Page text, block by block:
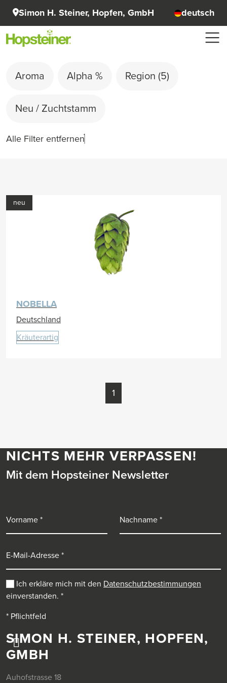
Simon H. Steiner, Hopfen, GmbH deutsch
Aroma Alpha % Region (5)
Neu / Zuchtstamm
Alle Filter entfernen
neu
NOBELLA
Deutschland
Kräuterartig
1
SIMON H. STEINER, HOPFEN,
GMBH
Auhofstrasse 18
NICHTS MEHR VERPASSEN!
Mit dem Hopsteiner Newsletter
Ich erkläre mich mit den Datenschutzbestimmungen
einverstanden. *
* Pflichtfeld